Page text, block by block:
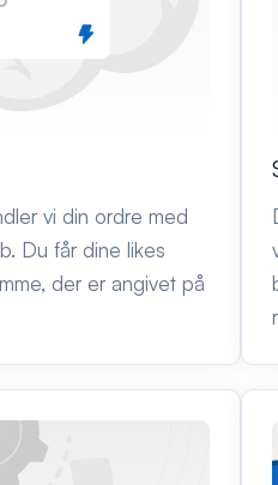
vi din ordre med
Du får dine likes
der er angivet på